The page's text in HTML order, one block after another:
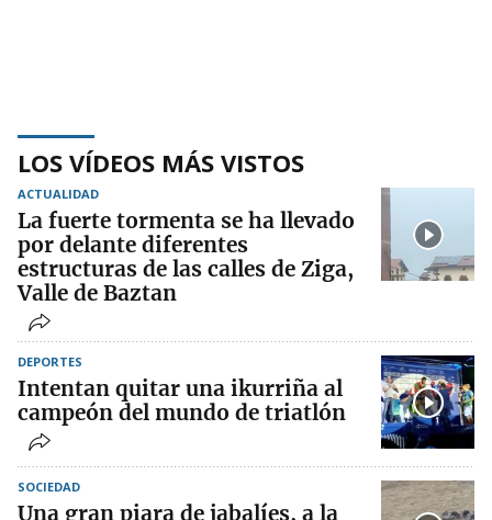
LOS VÍDEOS MÁS VISTOS
ACTUALIDAD
La fuerte tormenta se ha llevado
por delante diferentes
estructuras de las calles de Ziga,
Valle de Baztan
DEPORTES
Intentan quitar una ikurriña al
campeón del mundo de triatlón
SOCIEDAD
Una gran piara de jabalíes, a la